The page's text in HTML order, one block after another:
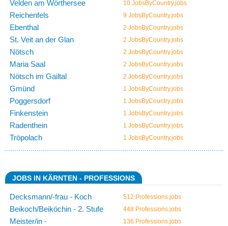
Velden am Wörthersee 10 JobsByCountry.jobs
Reichenfels 9 JobsByCountry.jobs
Ebenthal 2 JobsByCountry.jobs
St. Veit an der Glan 2 JobsByCountry.jobs
Nötsch 2 JobsByCountry.jobs
Maria Saal 2 JobsByCountry.jobs
Nötsch im Gailtal 2 JobsByCountry.jobs
Gmünd 1 JobsByCountry.jobs
Poggersdorf 1 JobsByCountry.jobs
Finkenstein 1 JobsByCountry.jobs
Radenthein 1 JobsByCountry.jobs
Tröpolach 1 JobsByCountry.jobs
JOBS IN KÄRNTEN - PROFESSIONS
Decksmann/-frau - Koch 512 Professions.jobs
Beikoch/Beiköchin - 2. Stufe 448 Professions.jobs
Meister/in -
136 Professions.jobs